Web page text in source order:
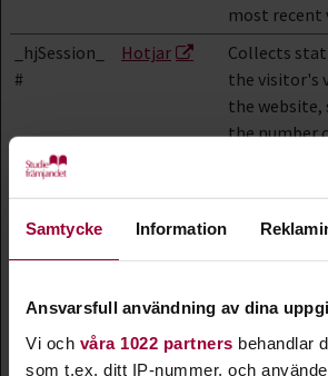
Samtycke Information
Ansvarsfull användning av dina
Vi och våra 1022 partners behandlar
som t.ex. ditt IP-nummer, och
most recent
_hjSession_
#
Hotjar
Collects
the visitor's
the website,
the number
average
the website,
average